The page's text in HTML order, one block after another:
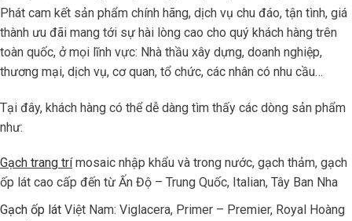
Phát cam kết sản phẩm chính hãng, dịch vụ chu đáo, tận tình, giá
thành ưu đãi mang tới sự hài lòng cao cho quý khách hàng trên
toàn quốc, ở mọi lĩnh vực: Nhà thầu xây dựng, doanh nghiệp,
thương mại, dịch vụ, cơ quan, tổ chức, các nhân có nhu cầu…
Tại đây, khách hàng có thể dễ dàng tìm thấy các dòng sản phẩm
như:
Gạch trang trímosaic nhập khẩu và trong nước, gạch thảm, gạch
ốp lát cao cấp đến từ Ấn Độ – Trung Quốc, Italian, Tây Ban Nha
Gạch ốp lát Việt Nam: Viglacera, Primer – Premier, Royal Hoàng